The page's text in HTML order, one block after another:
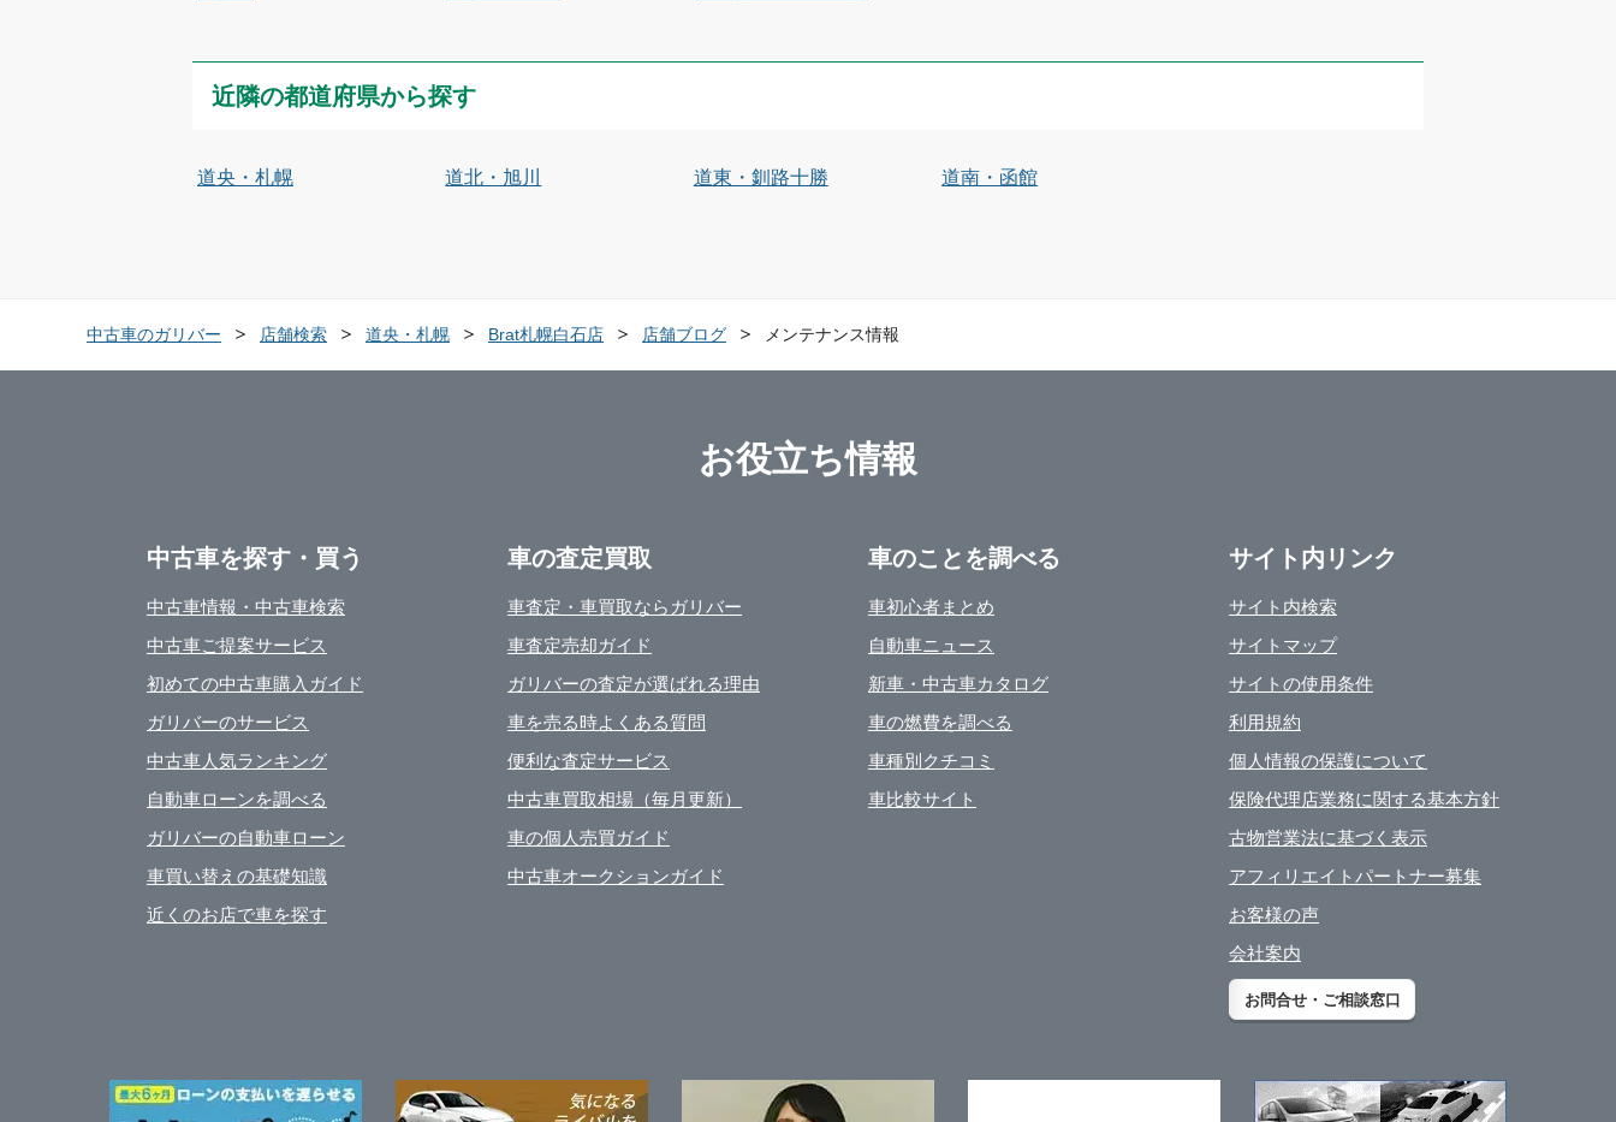
近隣の都道府県から探す
道央・札幌 道北・旭川 道東・釧路十勝 道南・函館
中古車のガリバー 店舗検索 道央・札幌 Brat札幌白石店 店舗ブログ メンテナンス情報
お役立ち情報
中古車を探す・買う
中古車情報・中古車検索
中古車ご提案サービス
初めての中古車購入ガイド
ガリバーのサービス
中古車人気ランキング
自動車ローンを調べる
ガリバーの自動車ローン
車買い替えの基礎知識
近くのお店で車を探す
車の査定買取
車査定・車買取ならガリバー
車査定売却ガイド
ガリバーの査定が選ばれる理由
車を売る時よくある質問
便利な査定サービス
中古車買取相場（毎月更新）
車の個人売買ガイド
中古車オークションガイド
車のことを調べる
車初心者まとめ
自動車ニュース
新車・中古車カタログ
車の燃費を調べる
車種別クチコミ
車比較サイト
サイト内リンク
サイト内検索
サイトマップ
サイトの使用条件
利用規約
個人情報の保護について
保険代理店業務に関する基本方針
古物営業法に基づく表示
アフィリエイトパートナー募集
お客様の声
会社案内
お問合せ・ご相談窓口